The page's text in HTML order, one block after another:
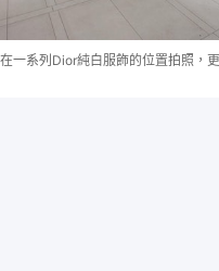
一系列Dior純白服飾的位置拍照，